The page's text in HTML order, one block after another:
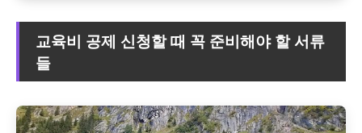
교육비 공제 신청할 때 꼭 준비해야 할 서류
들